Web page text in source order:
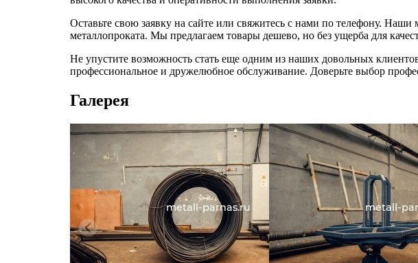
Оставьте свою заявку на сайте или свяжитесь с нами по телефону.
металлопроката. Мы предлагаем товары дешево, но без ущерба для
Не упустите возможность стать еще одним из наших довольных
профессиональное и дружелюбное обслуживание. Доверьте выбор
Галерея